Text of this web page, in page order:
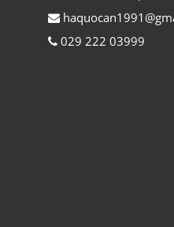
029 222 03999